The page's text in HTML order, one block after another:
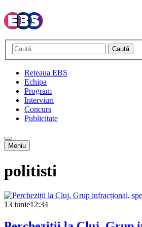
Caută
Reteaua EBS
Echipa
Program
Interviuri
Concurs
Publicitate
Meniu
politisti
13 iunie12:34